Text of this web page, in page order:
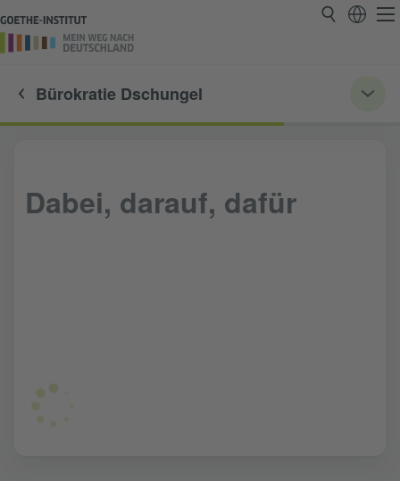
Bürokratie Dschungel
Dabei, darauf, dafür